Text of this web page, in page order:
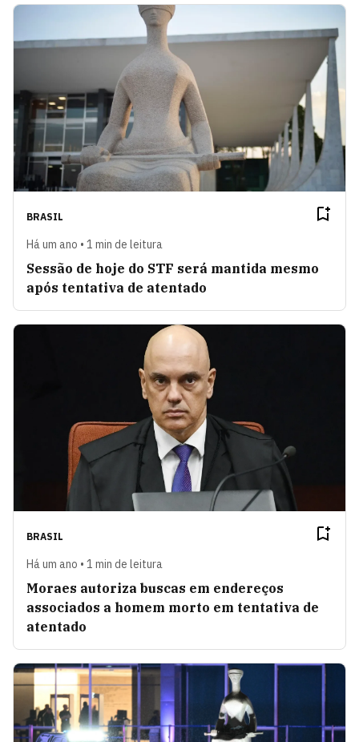
BRASIL
Há um ano • 1 min de leitura
Sessão de hoje do STF será mantida mesmo
após tentativa de atentado
BRASIL
Há um ano • 1 min de leitura
Moraes autoriza buscas em endereços
associados a homem morto em tentativa de
atentado